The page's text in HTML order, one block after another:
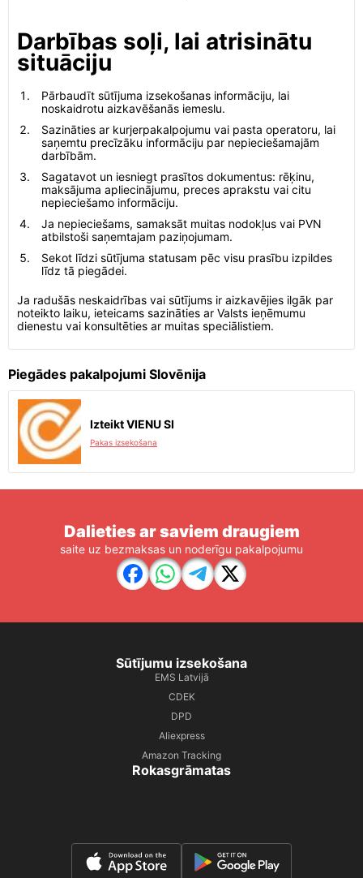
Darbības soļi, lai atrisinātu
situāciju
Pārbaudīt sūtījuma izsekošanas informāciju, lai
noskaidrotu aizkavēšanās iemeslu.
Sazināties ar kurjerpakalpojumu vai pasta operatoru, lai
saņemtu precīzāku informāciju par nepieciešamajām
darbībām.
Sagatavot un iesniegt prasītos dokumentus: rēķinu,
maksājuma apliecinājumu, preces aprakstu vai citu
nepieciešamo informāciju.
Ja nepieciešams, samaksāt muitas nodokļus vai PVN
atbilstoši saņemtajam paziņojumam.
Sekot līdzi sūtījuma statusam pēc visu prasību izpildes
līdz tā piegādei.
Ja radušās neskaidrības vai sūtījums ir aizkavējies ilgāk par
noteikto laiku, ieteicams sazināties ar Valsts ieņēmumu
dienestu vai konsultēties ar muitas speciālistiem.
Piegādes pakalpojumi Slovēnija
Izteikt VIENU SI
Pakas izsekošana
Dalieties ar saviem draugiem
saite uz bezmaksas un noderīgu pakalpojumu
Sūtījumu izsekošana
EMS Latvijā
CDEK
DPD
Aliexpress
Amazon Tracking
Rokasgrāmatas